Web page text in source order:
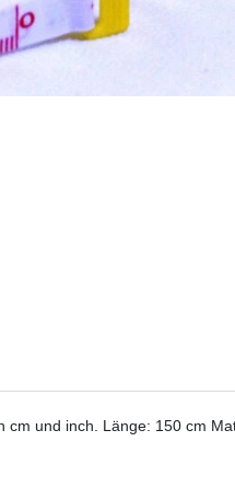
und inch. Länge: 150 cm